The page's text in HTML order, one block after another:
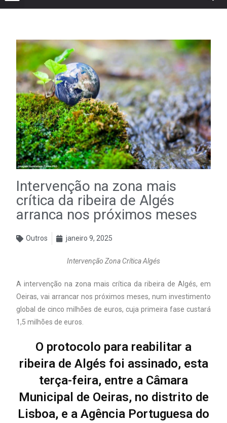
Intervenção na zona mais
crítica da ribeira de Algés
arranca nos próximos meses
Outros janeiro 9, 2025
Intervenção Zona Crítica Algés
A intervenção na zona mais crítica da ribeira de Algés, em
Oeiras, vai arrancar nos próximos meses, num investimento
global de cinco milhões de euros, cuja primeira fase custará
1,5 milhões de euros.
O protocolo para reabilitar a
ribeira de Algés foi assinado, esta
terça-feira, entre a Câmara
Municipal de Oeiras, no distrito de
Lisboa, e a Agência Portuguesa do